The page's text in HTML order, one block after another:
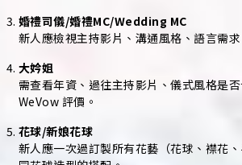
婚禮司儀/婚禮MC/Wedding MC
新人應檢視主持影片、溝通風格、語言需求
大妗姐
需查看年資、過往主持影片、儀式風格是
WeVow 評價。
花球/新娘花球
新人應一次過訂製所有花藝（花球、襟花